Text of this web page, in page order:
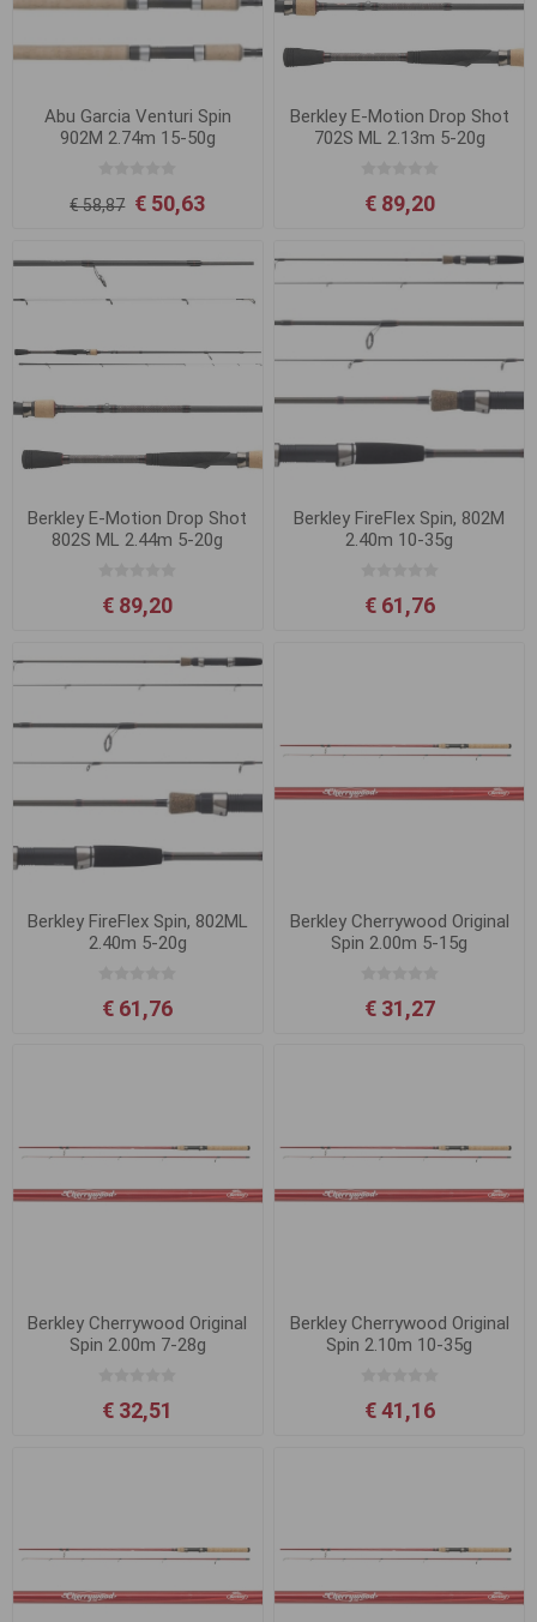
Abu Garcia Venturi Spin
902M 2.74m 15-50g
€ 58,87 € 50,63
Berkley E-Motion Drop Shot
702S ML 2.13m 5-20g
€ 89,20
Berkley E-Motion Drop Shot
802S ML 2.44m 5-20g
€ 89,20
Berkley FireFlex Spin, 802M
2.40m 10-35g
€ 61,76
Berkley FireFlex Spin, 802ML
2.40m 5-20g
€ 61,76
Berkley Cherrywood Original
Spin 2.00m 5-15g
€ 31,27
Berkley Cherrywood Original
Spin 2.00m 7-28g
€ 32,51
Berkley Cherrywood Original
Spin 2.10m 10-35g
€ 41,16